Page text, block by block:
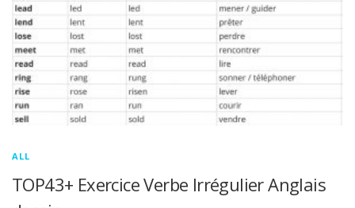
ALL
TOP43+ Exercice Verbe Irrégulier Anglais